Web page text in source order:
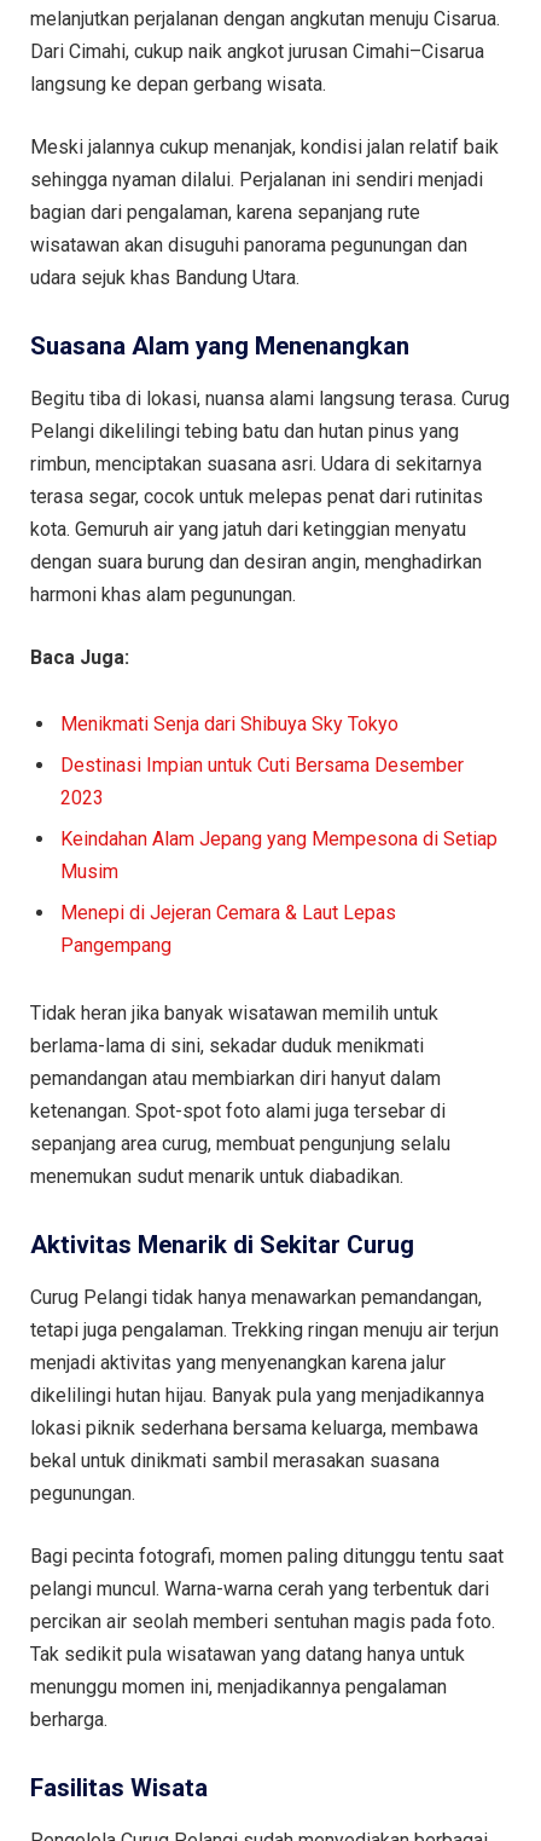
melanjutkan perjalanan dengan angkutan menuju Cisarua.
Dari Cimahi, cukup naik angkot jurusan Cimahi–Cisarua
langsung ke depan gerbang wisata.
Meski jalannya cukup menanjak, kondisi jalan relatif baik
sehingga nyaman dilalui. Perjalanan ini sendiri menjadi
bagian dari pengalaman, karena sepanjang rute
wisatawan akan disuguhi panorama pegunungan dan
udara sejuk khas Bandung Utara.
Suasana Alam yang Menenangkan
Begitu tiba di lokasi, nuansa alami langsung terasa. Curug
Pelangi dikelilingi tebing batu dan hutan pinus yang
rimbun, menciptakan suasana asri. Udara di sekitarnya
terasa segar, cocok untuk melepas penat dari rutinitas
kota. Gemuruh air yang jatuh dari ketinggian menyatu
dengan suara burung dan desiran angin, menghadirkan
harmoni khas alam pegunungan.
Baca Juga:
Menikmati Senja dari Shibuya Sky Tokyo
Destinasi Impian untuk Cuti Bersama Desember
2023
Keindahan Alam Jepang yang Mempesona di Setiap
Musim
Menepi di Jejeran Cemara & Laut Lepas
Pangempang
Tidak heran jika banyak wisatawan memilih untuk
berlama-lama di sini, sekadar duduk menikmati
pemandangan atau membiarkan diri hanyut dalam
ketenangan. Spot-spot foto alami juga tersebar di
sepanjang area curug, membuat pengunjung selalu
menemukan sudut menarik untuk diabadikan.
Aktivitas Menarik di Sekitar Curug
Curug Pelangi tidak hanya menawarkan pemandangan,
tetapi juga pengalaman. Trekking ringan menuju air terjun
menjadi aktivitas yang menyenangkan karena jalur
dikelilingi hutan hijau. Banyak pula yang menjadikannya
lokasi piknik sederhana bersama keluarga, membawa
bekal untuk dinikmati sambil merasakan suasana
pegunungan.
Bagi pecinta fotografi, momen paling ditunggu tentu saat
pelangi muncul. Warna-warna cerah yang terbentuk dari
percikan air seolah memberi sentuhan magis pada foto.
Tak sedikit pula wisatawan yang datang hanya untuk
menunggu momen ini, menjadikannya pengalaman
berharga.
Fasilitas Wisata